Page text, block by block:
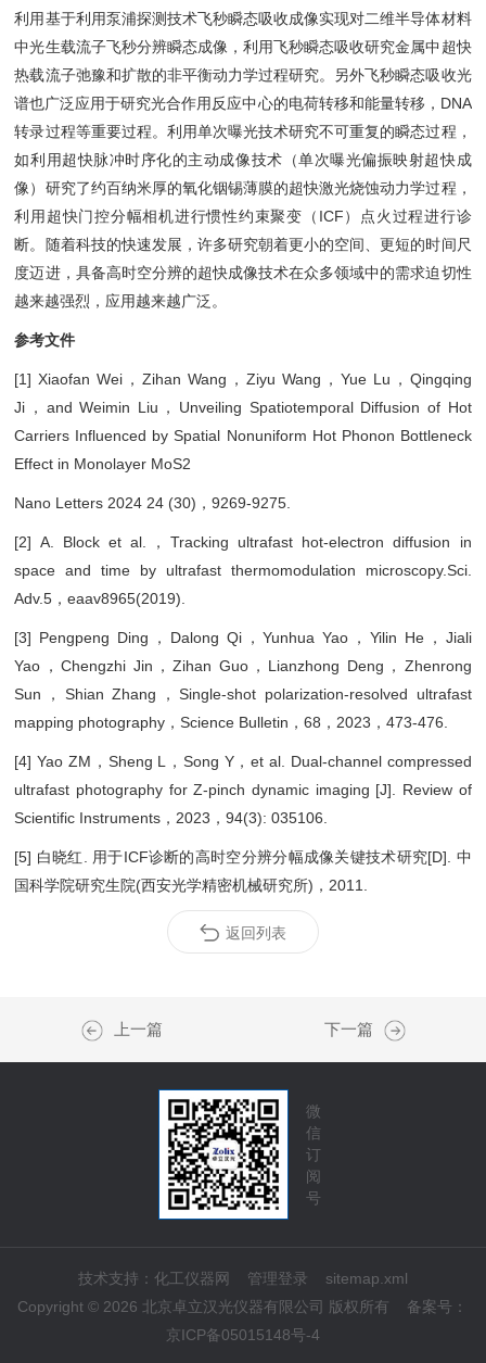
利用基于利用泵浦探测技术飞秒瞬态吸收成像实现对二维半导体材料
中光生载流子飞秒分辨瞬态成像，利用飞秒瞬态吸收研究金属中超快
热载流子弛豫和扩散的非平衡动力学过程研究。另外飞秒瞬态吸收光
谱也广泛应用于研究光合作用反应中心的电荷转移和能量转移，DNA
转录过程等重要过程。利用单次曝光技术研究不可重复的瞬态过程，
如利用超快脉冲时序化的主动成像技术（单次曝光偏振映射超快成
像）研究了约百纳米厚的氧化铟锡薄膜的超快激光烧蚀动力学过程，
利用超快门控分幅相机进行惯性约束聚变（ICF）点火过程进行诊
断。随着科技的快速发展，许多研究朝着更小的空间、更短的时间尺
度迈进，具备高时空分辨的超快成像技术在众多领域中的需求迫切性
越来越强烈，应用越来越广泛。
参考文件
[1] Xiaofan Wei，Zihan Wang，Ziyu Wang，Yue Lu，Qingqing
Ji，and Weimin Liu，Unveiling Spatiotemporal Diffusion of Hot
Carriers Influenced by Spatial Nonuniform Hot Phonon Bottleneck
Effect in Monolayer MoS2
Nano Letters 2024 24 (30)，9269-9275.
[2] A. Block et al.，Tracking ultrafast hot-electron diffusion in
space and time by ultrafast thermomodulation microscopy.Sci.
Adv.5，eaav8965(2019).
[3] Pengpeng Ding，Dalong Qi，Yunhua Yao，Yilin He，Jiali
Yao，Chengzhi Jin，Zihan Guo，Lianzhong Deng，Zhenrong
Sun，Shian Zhang，Single-shot polarization-resolved ultrafast
mapping photography，Science Bulletin，68，2023，473-476.
[4] Yao ZM，Sheng L，Song Y，et al. Dual-channel compressed
ultrafast photography for Z-pinch dynamic imaging [J]. Review of
Scientific Instruments，2023，94(3): 035106.
[5] 白晓红. 用于ICF诊断的高时空分辨分幅成像关键技术研究[D]. 中
国科学院研究生院(西安光学精密机械研究所)，2011.
返回列表
上一篇 下一篇
微
信
订
阅
号
技术支持： 化工仪器网 管理登录
sitemap.xml
Copyright © 2026 北京卓立汉光仪器有限公司 版权所有 备案号：
京ICP备05015148号-4